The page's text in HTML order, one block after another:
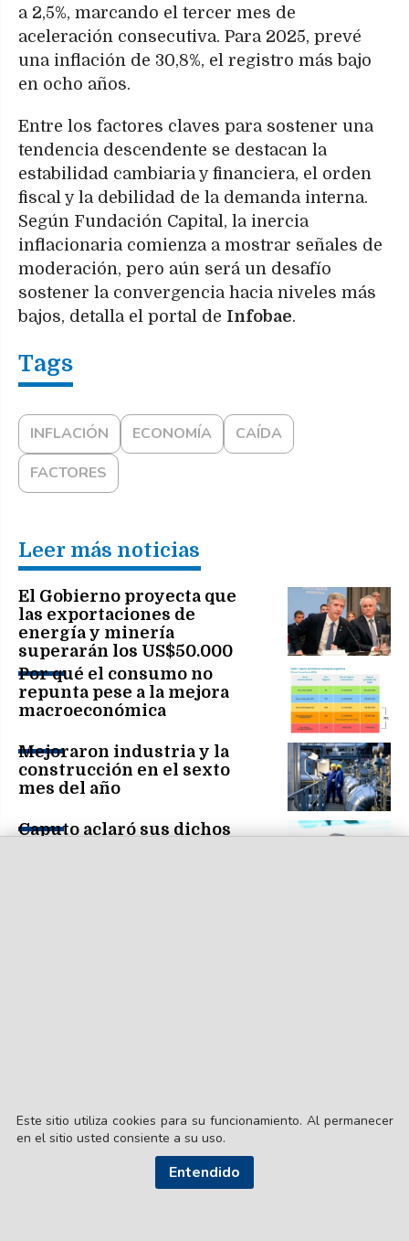
a 2,5%, marcando el tercer mes de
aceleración consecutiva. Para 2025, prevé
una inflación de 30,8%, el registro más bajo
en ocho años.
Entre los factores claves para sostener una
tendencia descendente se destacan la
estabilidad cambiaria y financiera, el orden
fiscal y la debilidad de la demanda interna.
Según Fundación Capital, la inercia
inflacionaria comienza a mostrar señales de
moderación, pero aún será un desafío
sostener la convergencia hacia niveles más
bajos, detalla el portal de Infobae.
INFLACIÓN ECONOMÍA
CAÍDA
FACTORES
Leer más noticias
El Gobierno proyecta que
las exportaciones de
energía y minería
superarán los US$50.000
millones en 2030
Por qué el consumo no
repunta pese a la mejora
macroeconómica
Mejoraron industria y la
construcción en el sexto
mes del año
Caputo aclaró sus dichos
Este sitio utiliza cookies para su funcionamiento. Al permanecer
en el sitio usted consiente a su uso.
Entendido